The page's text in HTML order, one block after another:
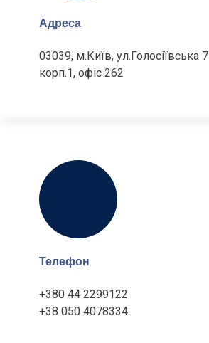
Адреса
03039, м.Київ, ул.Голосіївська 7
корп.1, офіс 262
Телефон
+380 44 2299122
+38 050 4078334